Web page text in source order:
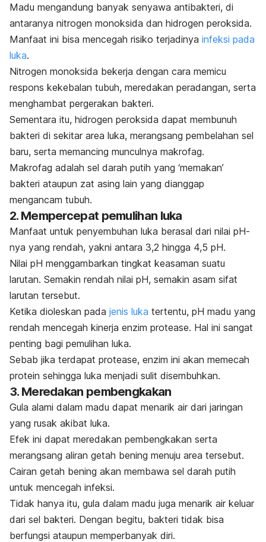
Madu mengandung banyak senyawa antibakteri, di
antaranya nitrogen monoksida dan hidrogen peroksida.
Manfaat ini bisa mencegah risiko terjadinya infeksi pada
luka.
Nitrogen monoksida bekerja dengan cara memicu
respons kekebalan tubuh, meredakan peradangan, serta
menghambat pergerakan bakteri.
Sementara itu, hidrogen peroksida dapat membunuh
bakteri di sekitar area luka, merangsang pembelahan sel
baru, serta memancing munculnya makrofag.
Makrofag adalah sel darah putih yang ‘memakan’
bakteri ataupun zat asing lain yang dianggap
mengancam tubuh.
2. Mempercepat pemulihan luka
Manfaat untuk penyembuhan luka berasal dari nilai pH-
nya yang rendah, yakni antara 3,2 hingga 4,5 pH.
Nilai pH menggambarkan tingkat keasaman suatu
larutan. Semakin rendah nilai pH, semakin asam sifat
larutan tersebut.
Ketika dioleskan pada jenis luka tertentu, pH madu yang
rendah mencegah kinerja enzim protease. Hal ini sangat
penting bagi pemulihan luka.
Sebab jika terdapat protease, enzim ini akan memecah
protein sehingga luka menjadi sulit disembuhkan.
3. Meredakan pembengkakan
Gula alami dalam madu dapat menarik air dari jaringan
yang rusak akibat luka.
Efek ini dapat meredakan pembengkakan serta
merangsang aliran getah bening menuju area tersebut.
Cairan getah bening akan membawa sel darah putih
untuk mencegah infeksi.
Tidak hanya itu, gula dalam madu juga menarik air keluar
dari sel bakteri. Dengan begitu, bakteri tidak bisa
berfungsi ataupun memperbanyak diri.